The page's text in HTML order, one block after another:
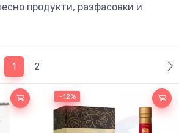
продукти, разфасовки и
1(current)
2
-12%
-12%